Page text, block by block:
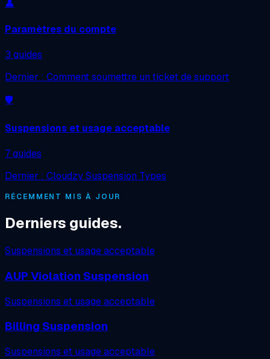
👤
Paramètres du compte
3 guides
Dernier : Comment soumettre un ticket de support
🛡️
Suspensions et usage acceptable
7 guides
Dernier : Cloudzy Suspension Types
RÉCEMMENT MIS À JOUR
Derniers guides.
Suspensions et usage acceptable
AUP Violation Suspension
Suspensions et usage acceptable
Billing Suspension
Suspensions et usage acceptable